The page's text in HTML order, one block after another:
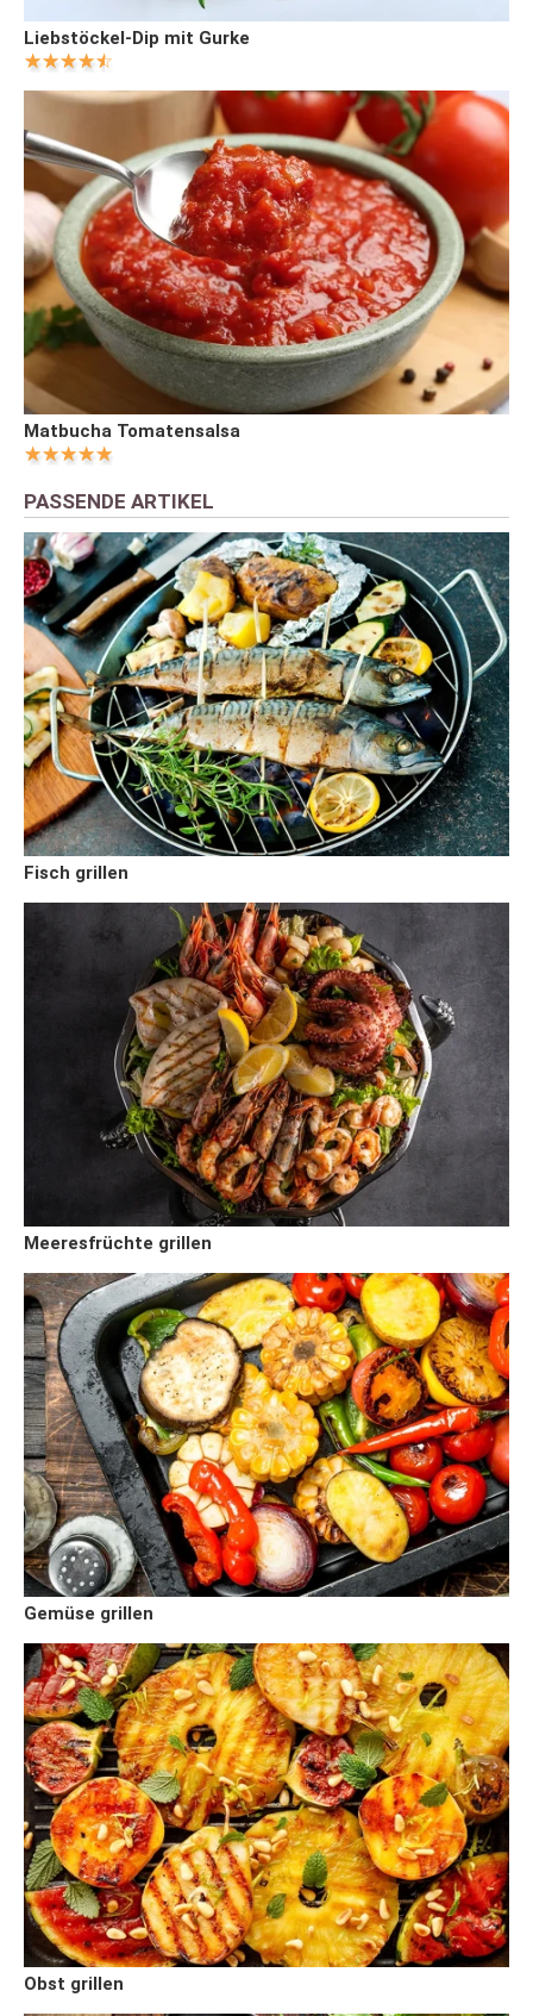
Liebstöckel-Dip mit Gurke
Matbucha Tomatensalsa
PASSENDE ARTIKEL
Fisch grillen
Meeresfrüchte grillen
Gemüse grillen
Obst grillen